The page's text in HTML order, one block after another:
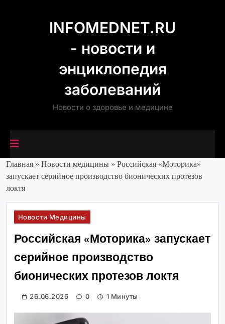
INFOMEDNET.RU
- новости и
энциклопедия
заболеваний
Новости о здоровье и медицине
Главная » Новости медицины » Российская «Моторика»
запускает серийное производство бионических протезов
локтя
Новости Медицины
Российская «Моторика» запускает
серийное производство
бионических протезов локтя
26.06.2026 0 1 Минуты